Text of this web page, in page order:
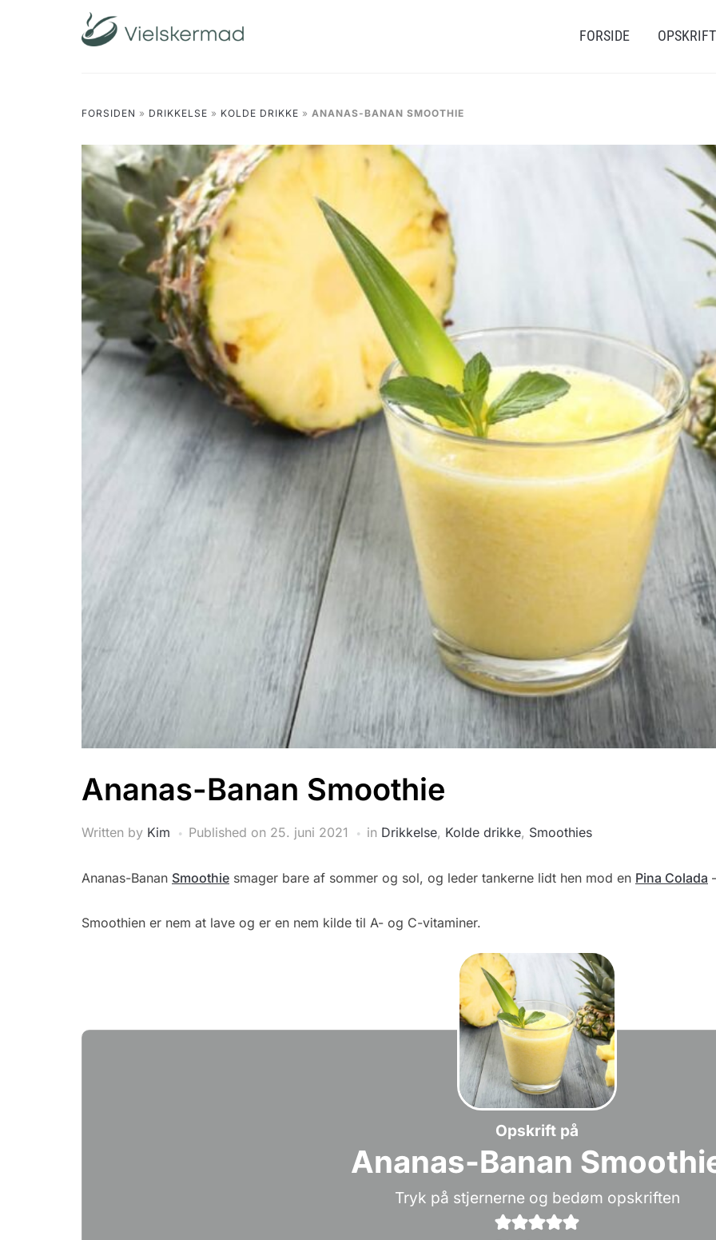
FORSIDE
FORSIDEN » DRIKKELSE » KOLDE DRIKKE » ANANAS-BANAN SMOOTHIE
Ananas-Banan Smoothie
Written by Kim Published on 25. juni 2021 in Drikkelse, Kolde drikke, Smoothies
Ananas-Banan Smoothie smager bare af sommer og sol, og leder tankerne lidt hen mod en Pina Colada
Smoothien er nem at lave og er en nem kilde til A- og C-vitaminer.
Opskrift på
Ananas-Banan
Tryk på stjernerne og bedøm opskriften